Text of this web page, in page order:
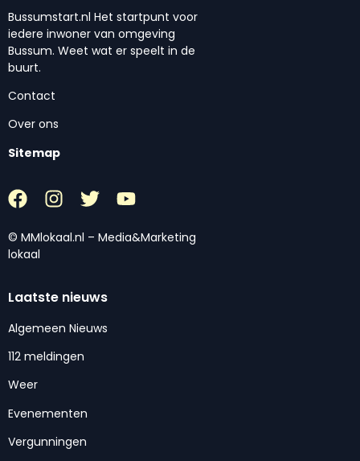
Bussumstart.nl Het startpunt voor
iedere inwoner van omgeving
Bussum. Weet wat er speelt in de
buurt.
Contact
Over ons
Sitemap
© MMlokaal.nl – Media&Marketing
lokaal
Laatste nieuws
Algemeen Nieuws
112 meldingen
Weer
Evenementen
Vergunningen